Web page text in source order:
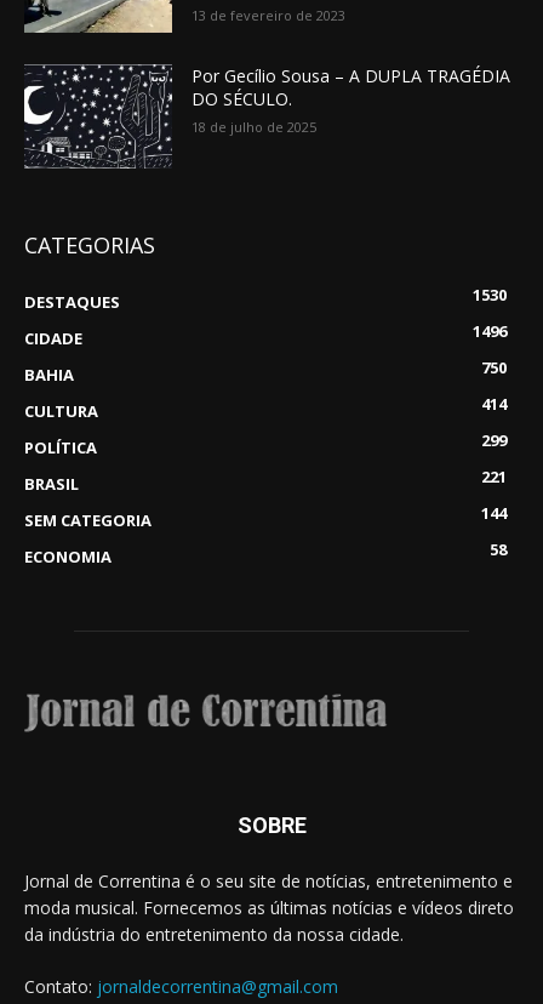
13 de fevereiro de 2023
Por Gecílio Sousa – A DUPLA TRAGÉDIA
DO SÉCULO.
18 de julho de 2025
CATEGORIAS
DESTAQUES
1530
CIDADE
1496
BAHIA
750
CULTURA
414
POLÍTICA
299
BRASIL
221
SEM CATEGORIA
144
ECONOMIA
58
SOBRE
Jornal de Correntina é o seu site de notícias, entretenimento e
moda musical. Fornecemos as últimas notícias e vídeos direto
da indústria do entretenimento da nossa cidade.
Contato: jornaldecorrentina@gmail.com